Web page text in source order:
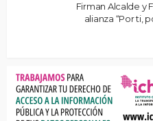
Firman Alcalde y
alianza “Por ti,